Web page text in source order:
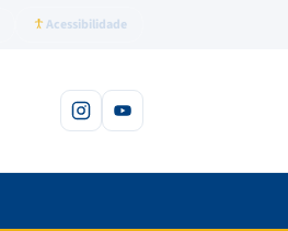
Acessibilidade
Instagram
YouTube